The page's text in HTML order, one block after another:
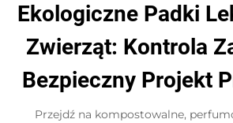
Ekologiczne Padki
Zwierząt: Kontrola
Bezpieczny Projekt
Przejdź na kompostowalne,